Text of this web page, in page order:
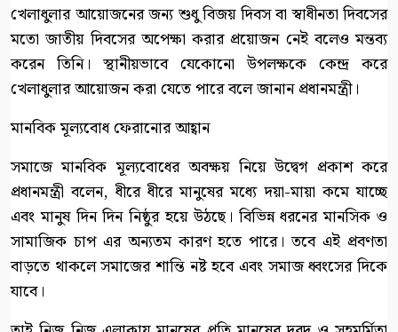
খেলাধুলার আয়োজনের জন্য শুধু বিজয় দিবস বা স্বাধীনতা দিবসের
মতো জাতীয় দিবসের অপেক্ষা করার প্রয়োজন নেই বলেও মন্তব্য
করেন তিনি। স্থানীয়ভাবে যেকোনো উপলক্ষকে কেন্দ্র করে
খেলাধুলার আয়োজন করা যেতে পারে বলে জানান প্রধানমন্ত্রী।
মানবিক মূল্যবোধ ফেরানোর আহ্বান
সমাজে মানবিক মূল্যবোধের অবক্ষয় নিয়ে উদ্বেগ প্রকাশ করে
প্রধানমন্ত্রী বলেন, ধীরে ধীরে মানুষের মধ্যে দয়া-মায়া কমে যাচ্ছে
এবং মানুষ দিন দিন নিষ্ঠুর হয়ে উঠছে। বিভিন্ন ধরনের মানসিক ও
সামাজিক চাপ এর অন্যতম কারণ হতে পারে। তবে এই প্রবণতা
বাড়তে থাকলে সমাজের শান্তি নষ্ট হবে এবং সমাজ ধ্বংসের দিকে
যাবে।